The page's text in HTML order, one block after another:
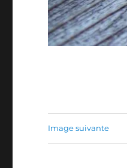
Image suivante